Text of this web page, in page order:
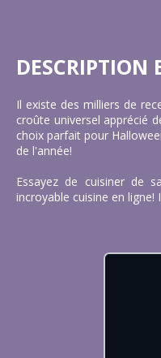
DESCRIPTION
Il existe des milliers de
croûte universel apprécié
choix parfait pour
de l'année!
Essayez de cuisiner de
incroyable cuisine en